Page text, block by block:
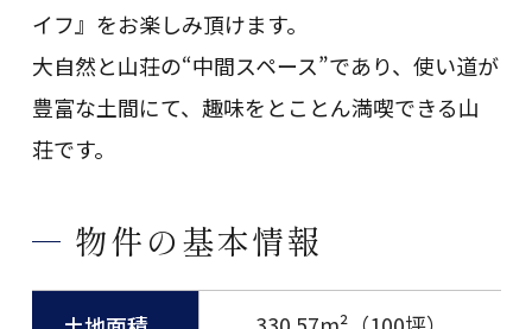
イフ』をお楽しみ頂けます。
大自然と山荘の“中間スペース”であり、使い道が
豊富な土間にて、趣味をとことん満喫できる山
荘です。
物件の基本情報